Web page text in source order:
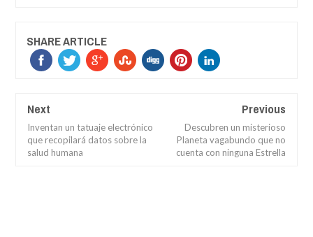
SHARE ARTICLE
Next
Inventan un tatuaje electrónico
que recopilará datos sobre la
salud humana
Previous
Descubren un misterioso
Planeta vagabundo que no
cuenta con ninguna Estrella